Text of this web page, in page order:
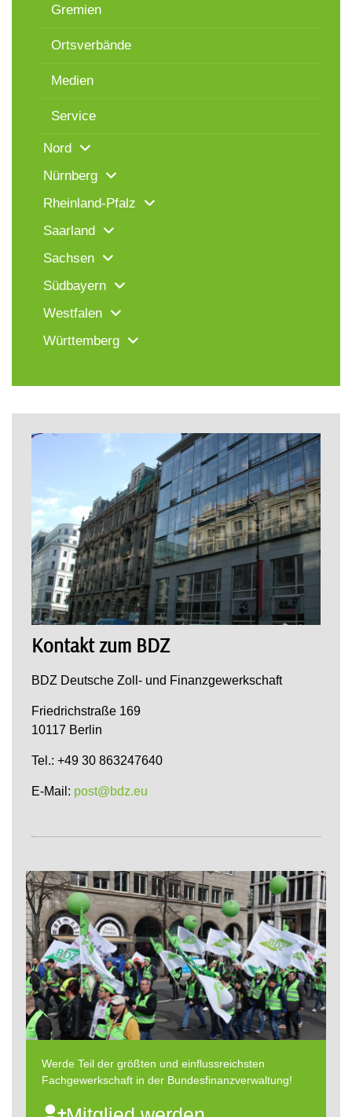
Gremien
Ortsverbände
Medien
Service
Nord
Nürnberg
Rheinland-Pfalz
Saarland
Sachsen
Südbayern
Westfalen
Württemberg
Kontakt zum BDZ
BDZ Deutsche Zoll- und Finanzgewerkschaft
Friedrichstraße 169
10117 Berlin
Tel.: +49 30 863247640
E-Mail: post@bdz.eu
Werde Teil der größten und einflussreichsten
Fachgewerkschaft in der Bundesfinanzverwaltung!